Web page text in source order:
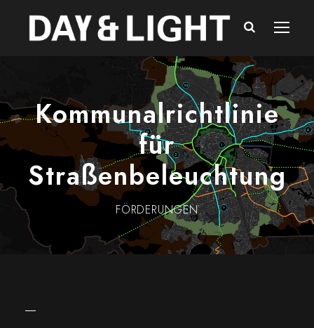
Kommunalrichtlinie
für
Straßenbeleuchtung
FÖRDERUNGEN